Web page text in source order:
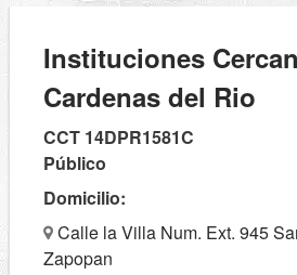
Instituciones
Cardenas del Rio
CCT 14DPR1581C
Público
Domicilio:
Calle la Villa Num. Ext. 945
Zapopan